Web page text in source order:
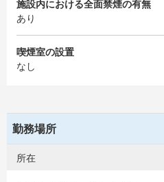
施設内における全面禁煙の有無
あり
喫煙室の設置
なし
勤務場所
所在